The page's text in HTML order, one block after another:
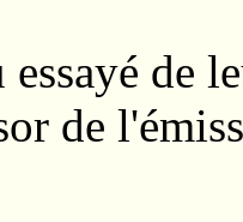
de
de